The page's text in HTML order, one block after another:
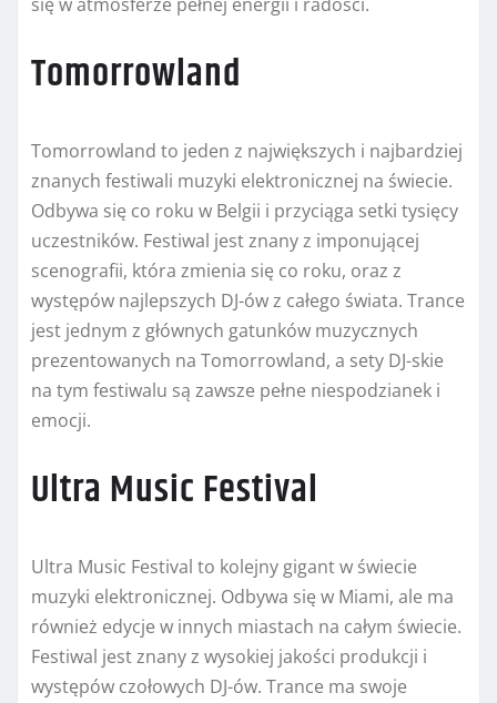
Tomorrowland
Tomorrowland to jeden z największych i najbardziej
znanych festiwali muzyki elektronicznej na świecie.
Odbywa się co roku w Belgii i przyciąga setki tysięcy
uczestników. Festiwal jest znany z imponującej
scenografii, która zmienia się co roku, oraz z
występów najlepszych DJ-ów z całego świata. Trance
jest jednym z głównych gatunków muzycznych
prezentowanych na Tomorrowland, a sety DJ-skie
na tym festiwalu są zawsze pełne niespodzianek i
emocji.
Ultra Music Festival
Ultra Music Festival to kolejny gigant w świecie
muzyki elektronicznej. Odbywa się w Miami, ale ma
również edycje w innych miastach na całym świecie.
Festiwal jest znany z wysokiej jakości produkcji i
występów czołowych DJ-ów. Trance ma swoje